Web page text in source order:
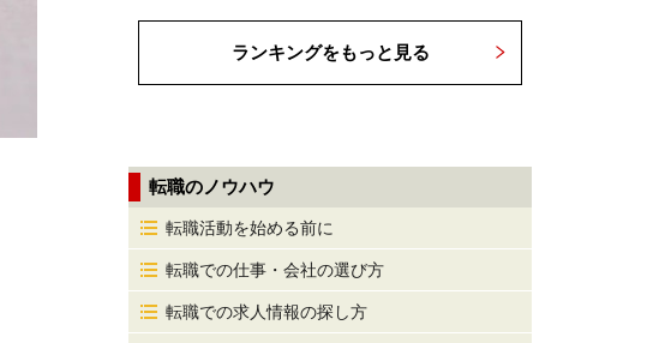
ランキングをもっと見る
転職のノウハウ
転職活動を始める前に
転職での仕事・会社の選び方
転職での求人情報の探し方